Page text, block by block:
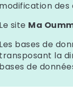
modification des
Le site Ma
Les bases de
transposant la
bases de